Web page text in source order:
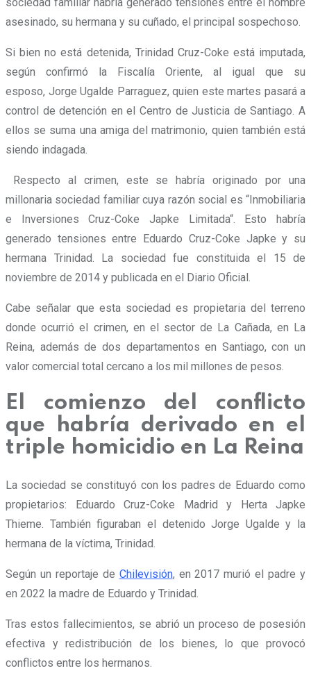
asesinado, su hermana y su cuñado, el principal sospechoso.
Si bien no está detenida, Trinidad Cruz-Coke está imputada,
según confirmó la Fiscalía Oriente, al igual que su
esposo, Jorge Ugalde Parraguez, quien este martes pasará a
control de detención en el Centro de Justicia de Santiago. A
ellos se suma una amiga del matrimonio, quien también está
siendo indagada.
Respecto al crimen, este se habría originado por una
millonaria sociedad familiar cuya razón social es “Inmobiliaria
e Inversiones Cruz-Coke Japke Limitada“. Esto habría
generado tensiones entre Eduardo Cruz-Coke Japke y su
hermana Trinidad. La sociedad fue constituida el 15 de
noviembre de 2014 y publicada en el Diario Oficial.
Cabe señalar que esta sociedad es propietaria del terreno
donde ocurrió el crimen, en el sector de La Cañada, en La
Reina, además de dos departamentos en Santiago, con un
valor comercial total cercano a los mil millones de pesos.
El comienzo del conflicto
que habría derivado en el
triple homicidio en La Reina
La sociedad se constituyó con los padres de Eduardo como
propietarios: Eduardo Cruz-Coke Madrid y Herta Japke
Thieme. También figuraban el detenido Jorge Ugalde y la
hermana de la víctima, Trinidad.
Según un reportaje de Chilevisión, en 2017 murió el padre y
en 2022 la madre de Eduardo y Trinidad.
Tras estos fallecimientos, se abrió un proceso de posesión
efectiva y redistribución de los bienes, lo que provocó
conflictos entre los hermanos.